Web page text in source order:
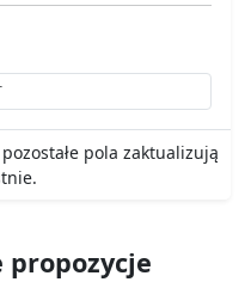
pola zaktualizują
propozycje